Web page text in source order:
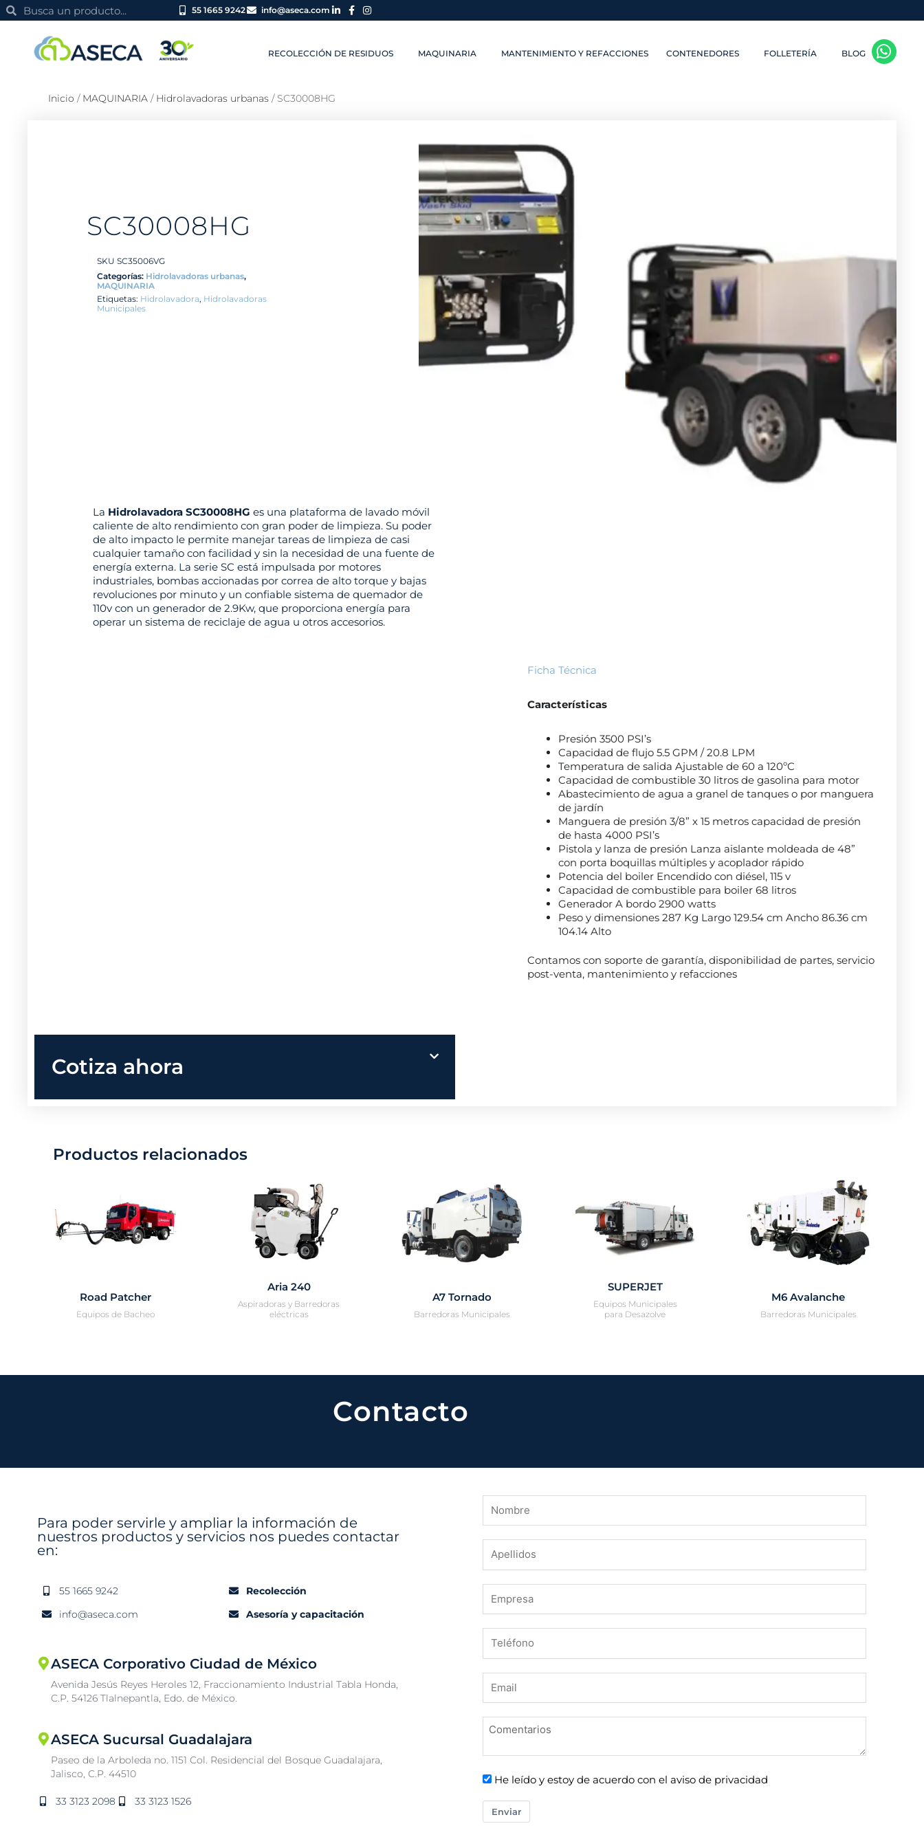
Ir
al
contenido
SearchSearch 55 1665 9242 info@aseca.com
RECOLECCIÓN DE RESIDUOS MAQUINARIA MANTENIMIENTO Y REFACCIONES CONTENEDORES FOLLETERÍA BLOG
Inicio / MAQUINARIA / Hidrolavadoras urbanas / SC30008HG
SC30008HG
SKU SC35006VG
Categorías: Hidrolavadoras urbanas,
MAQUINARIA
Etiquetas: Hidrolavadora, Hidrolavadoras
Municipales
La Hidrolavadora SC30008HGes una plataforma de lavado móvil
caliente de alto rendimiento con gran poder de limpieza. Su poder
de alto impacto le permite manejar tareas de limpieza de casi
cualquier tamaño con facilidad y sin la necesidad de una fuente de
energía externa. La serie SC está impulsada por motores
industriales, bombas accionadas por correa de alto torque y bajas
revoluciones por minuto y un confiable sistema de quemador de
110v con un generador de 2.9Kw, que proporciona energía para
operar un sistema de reciclaje de agua u otros accesorios.
Ficha Técnica
Características
Presión 3500 PSI’s
Capacidad de flujo 5.5 GPM / 20.8 LPM
Temperatura de salida Ajustable de 60 a 120ºC
Capacidad de combustible 30 litros de gasolina para motor
Abastecimiento de agua a granel de tanques o por manguera
de jardín
Manguera de presión 3/8” x 15 metros capacidad de presión
de hasta 4000 PSI’s
Pistola y lanza de presión Lanza aislante moldeada de 48”
con porta boquillas múltiples y acoplador rápido
Potencia del boiler Encendido con diésel, 115 v
Capacidad de combustible para boiler 68 litros
Generador A bordo 2900 watts
Peso y dimensiones 287 Kg Largo 129.54 cm Ancho 86.36 cm
104.14 Alto
Contamos con soporte de garantía, disponibilidad de partes, servicio
post-venta, mantenimiento y refacciones
Cotiza ahora
Productos relacionados
Road Patcher
Equipos de Bacheo
Aria 240
Aspiradoras y Barredoras
eléctricas
A7 Tornado
Barredoras Municipales​
SUPERJET
Equipos Municipales
para Desazolve
M6 Avalanche
Barredoras Municipales​
Contacto
Para poder servirle y ampliar la información de
nuestros productos y servicios nos puedes contactar
en:
55 1665 9242
info@aseca.com
Recolección
Asesoría y capacitación
ASECA Corporativo Ciudad de México
Avenida Jesús Reyes Heroles 12, Fraccionamiento Industrial Tabla Honda,
C.P. 54126 Tlalnepantla, Edo. de México.
ASECA Sucursal Guadalajara
Paseo de la Arboleda no. 1151 Col. Residencial del Bosque Guadalajara,
Jalisco, C.P. 44510
33 3123 2098 33 3123 1526
He leído y estoy de acuerdo con el aviso de privacidad
Enviar